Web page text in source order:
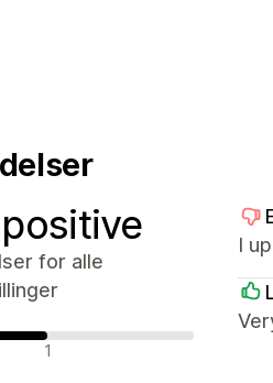
for alle
1
I